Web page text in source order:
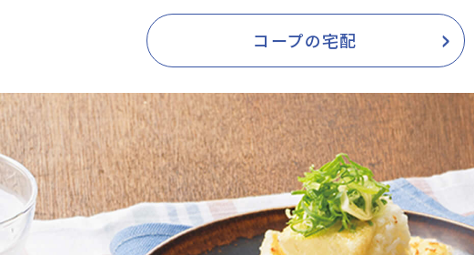
コープの宅配